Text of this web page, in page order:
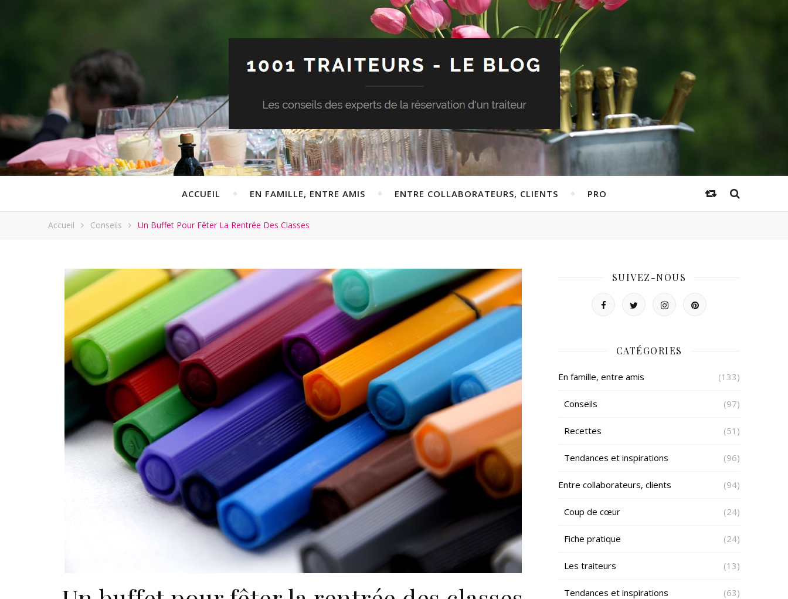
ACCUEIL EN FAMILLE, ENTRE AMIS ENTRE COLLABORATEURS, CLIENTS PRO
Accueil Conseils Un Buffet Pour Fêter La Rentrée Des Classes
SUIVEZ-NOUS
CATÉGORIES
En famille, entre amis (133)
Conseils (97)
Recettes (51)
Tendances et inspirations (96)
Entre collaborateurs, clients (94)
Coup de cœur (24)
Fiche pratique (24)
Les traiteurs (13)
Tendances et inspirations (63)